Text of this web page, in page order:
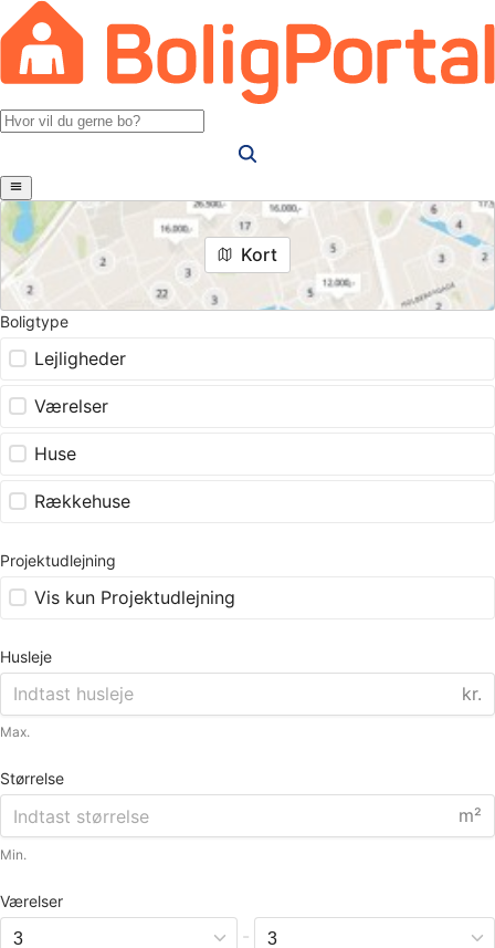
Kort
Boligtype
Lejligheder
Værelser
Huse
Rækkehuse
Projektudlejning
Vis kun Projektudlejning
Husleje
kr.
Max.
Størrelse
m²
Min.
Værelser
-